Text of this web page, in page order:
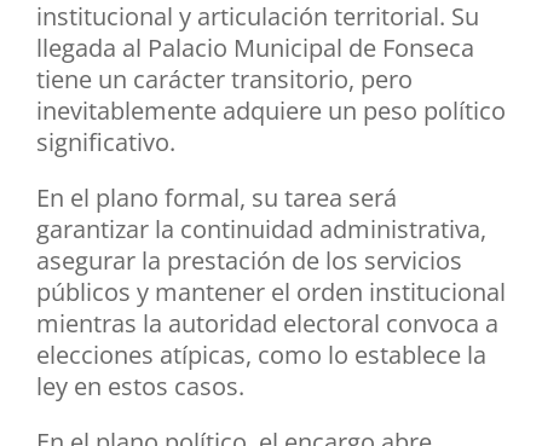
institucional y articulación territorial. Su
llegada al Palacio Municipal de Fonseca
tiene un carácter transitorio, pero
inevitablemente adquiere un peso político
significativo.
En el plano formal, su tarea será
garantizar la continuidad administrativa,
asegurar la prestación de los servicios
públicos y mantener el orden institucional
mientras la autoridad electoral convoca a
elecciones atípicas, como lo establece la
ley en estos casos.